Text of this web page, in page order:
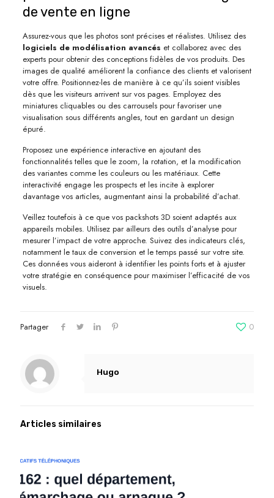
de vente en ligne
Assurez-vous que les photos sont précises et réalistes. Utilisez des
logiciels de modélisation avancés et collaborez avec des
experts pour obtenir des conceptions fidèles de vos produits. Des
images de qualité améliorent la confiance des clients et valorisent
votre offre. Positionnez-les de manière à ce qu’ils soient visibles
dès que les visiteurs arrivent sur vos pages. Employez des
miniatures cliquables ou des carrousels pour favoriser une
visualisation sous différents angles, tout en gardant un design
épuré.
Proposez une expérience interactive en ajoutant des
fonctionnalités telles que le zoom, la rotation, et la modification
des variantes comme les couleurs ou les matériaux. Cette
interactivité engage les prospects et les incite à explorer
davantage vos articles, augmentant ainsi la probabilité d’achat.
Veillez toutefois à ce que vos packshots 3D soient adaptés aux
appareils mobiles. Utilisez par ailleurs des outils d’analyse pour
mesurer l’impact de votre approche. Suivez des indicateurs clés,
notamment le taux de conversion et le temps passé sur votre site.
Ces données vous aideront à identifier les points forts et à ajuster
votre stratégie en conséquence pour maximiser l’efficacité de vos
visuels.
Partager 0
Hugo
Articles similaires